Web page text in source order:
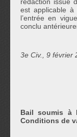
est applicable
l’entrée en
conclu
3e Civ., 9 février
Bail soumis à
Conditions de